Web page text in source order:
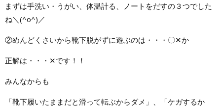
まずは手洗い・うがい、体温計る、ノートをだすの３つでした
ね＼(^o^)／
②めんどくさいから靴下脱がずに遊ぶのは・・・〇✕か
正解は・・・✕です！！
みんなからも
「靴下履いたままだと滑って転ぶからダメ」、「ケガするか